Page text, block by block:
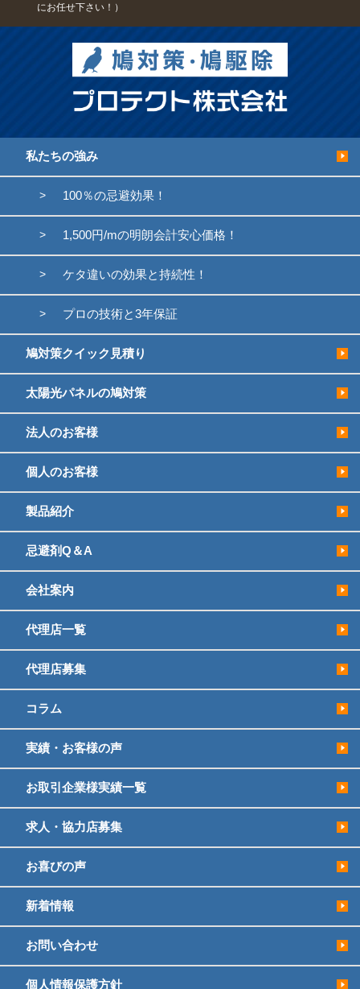
にお任せ下さい！）
私たちの強み
100％の忌避効果！
1,500円/mの明朗会計安心価格！
ケタ違いの効果と持続性！
プロの技術と3年保証
鳩対策クイック見積り
太陽光パネルの鳩対策
法人のお客様
個人のお客様
製品紹介
忌避剤Q＆A
会社案内
代理店一覧
代理店募集
コラム
実績・お客様の声
お取引企業様実績一覧
求人・協力店募集
お喜びの声
新着情報
お問い合わせ
個人情報保護方針